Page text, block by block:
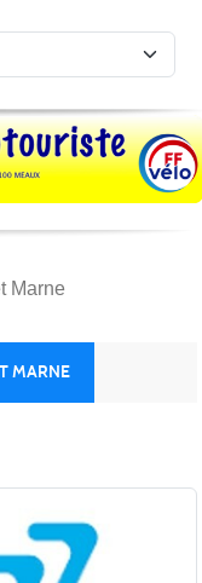
Marne
MARNE